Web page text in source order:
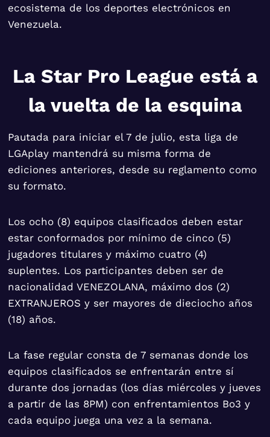
ecosistema de los deportes electrónicos en
Venezuela.
La Star Pro League está a
la vuelta de la esquina
Pautada para iniciar el 7 de julio, esta liga de
LGAplay mantendrá su misma forma de
ediciones anteriores, desde su reglamento como
su formato.
Los ocho (8) equipos clasificados deben estar
estar conformados por mínimo de cinco (5)
jugadores titulares y máximo cuatro (4)
suplentes. Los participantes deben ser de
nacionalidad VENEZOLANA, máximo dos (2)
EXTRANJEROS y ser mayores de dieciocho años
(18) años.
La fase regular consta de 7 semanas donde los
equipos clasificados se enfrentarán entre sí
durante dos jornadas (los días miércoles y jueves
a partir de las 8PM) con enfrentamientos Bo3 y
cada equipo juega una vez a la semana.